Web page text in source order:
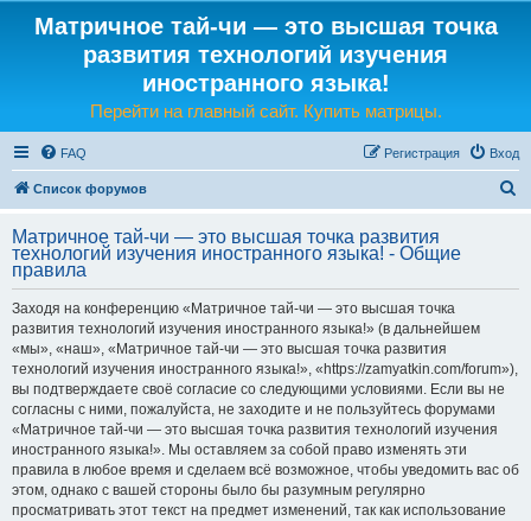
Матричное тай-чи — это высшая точка
развития технологий изучения
иностранного языка!
Перейти на главный сайт. Купить матрицы.
FAQ Вход
Регистрация
Список форумов
Матричное тай-чи — это высшая точка развития
технологий изучения иностранного языка! - Общие
правила
Заходя на конференцию «Матричное тай-чи — это высшая точка
развития технологий изучения иностранного языка!» (в дальнейшем
«мы», «наш», «Матричное тай-чи — это высшая точка развития
технологий изучения иностранного языка!», «https://zamyatkin.com/forum»),
вы подтверждаете своё согласие со следующими условиями. Если вы не
согласны с ними, пожалуйста, не заходите и не пользуйтесь форумами
«Матричное тай-чи — это высшая точка развития технологий изучения
иностранного языка!». Мы оставляем за собой право изменять эти
правила в любое время и сделаем всё возможное, чтобы уведомить вас об
этом, однако с вашей стороны было бы разумным регулярно
просматривать этот текст на предмет изменений, так как использование